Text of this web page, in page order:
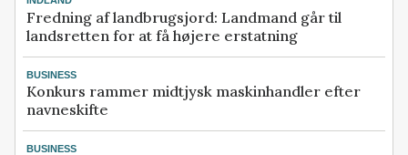
Fredning af landbrugsjord: Landmand går til
landsretten for at få højere erstatning
BUSINESS
Konkurs rammer midtjysk maskinhandler efter
navneskifte
BUSINESS